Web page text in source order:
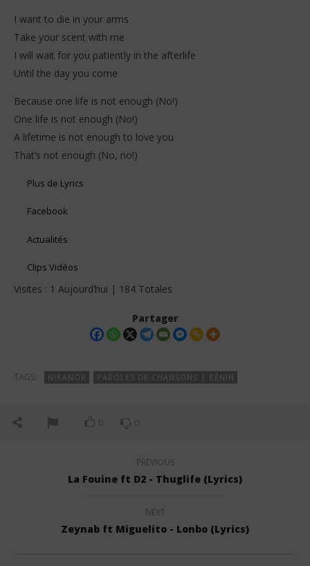
I want to die in your arms
Take your scent with me
I will wait for you patiently in the afterlife
Until the day you come
Because one life is not enough (No!)
One life is not enough (No!)
A lifetime is not enough to love you
That’s not enough (No, no!)
Plus de Lyrics
Facebook
Actualités
Clips Vidéos
Visites : 1 Aujourd’hui | 184 Totales
Partager
TAGS: NIKANOR PAROLES DE CHANSONS | BÉNIN
0 0
PREVIOUS
La Fouine ft D2 - Thuglife (Lyrics)
NEXT
Zeynab ft Miguelito - Lonbo (Lyrics)